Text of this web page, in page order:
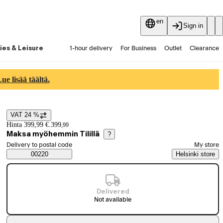
en
Sign in
& Leisure 1-hour delivery For Business Outlet Clearance
lisää täältä.
Price details
VAT 24 %
Hinta 399,99 €.399,99
Maksa myöhemmin Tilillä ?
Saatavuustiedot
Select order method
Delivery to postal code
00220
My store
Helsinki store
Delivered
Not available